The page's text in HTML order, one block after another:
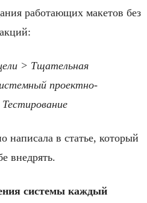
работающих макетов без
> Тщательная
проектно-
в статье, который
внедрять.
системы каждый